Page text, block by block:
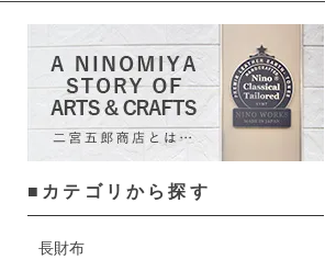
■カテゴリから探す
長財布